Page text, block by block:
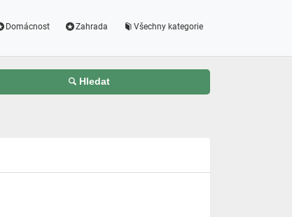
Domácnost Zahrada Všechny kategorie
Hledat